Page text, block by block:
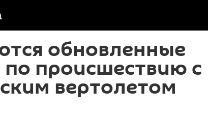
обновленные
происшествию с
вертолетом